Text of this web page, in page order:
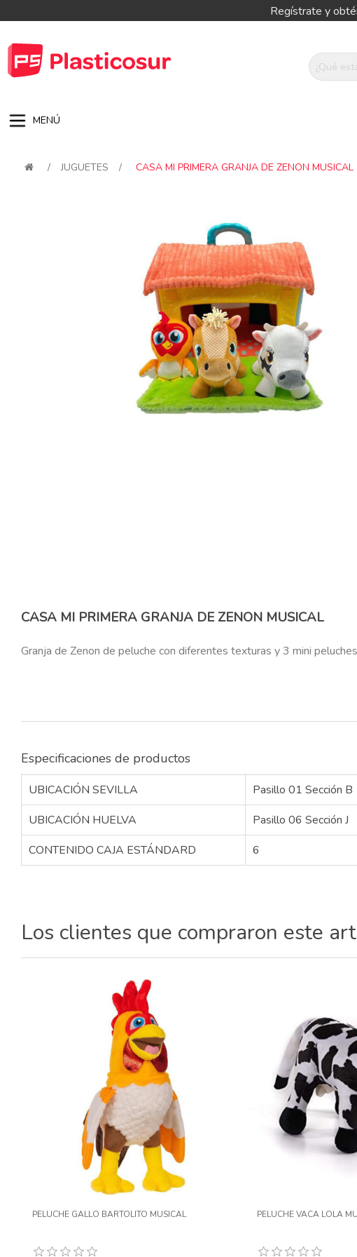
Regístrate y
MENÚ
/ JUGUETES / CASA MI PRIMERA GRANJA DE ZENON MUSICAL
CASA MI PRIMERA GRANJA DE ZENON MUSICAL
Granja de Zenon de peluche con diferentes texturas y 3 mini
Especificaciones de productos
UBICACIÓN SEVILLA
Pasillo 01 Sección B
UBICACIÓN HUELVA
Pasillo 06 Sección J
CONTENIDO CAJA ESTÁNDARD
6
Los clientes que compraron este
PELUCHE GALLO BARTOLITO MUSICAL PELUCHE VACA LOLA